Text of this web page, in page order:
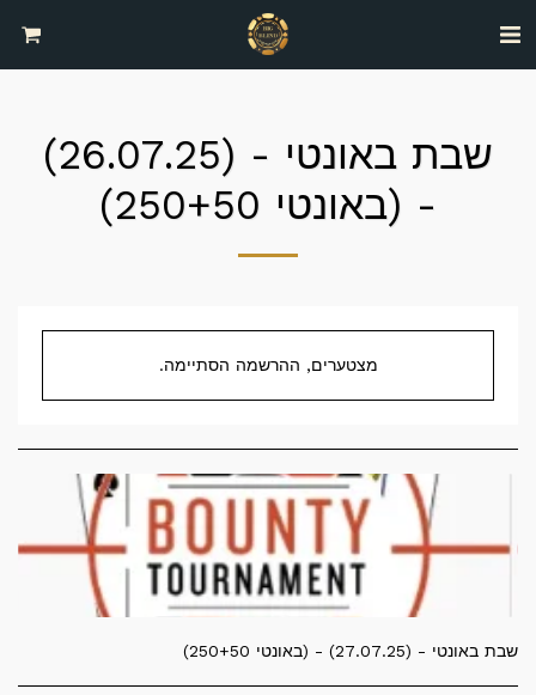
שבת באונטי - (26.07.25)
- (באונטי 250+50)
מצטערים, ההרשמה הסתיימה.
שבת באונטי - (27.07.25) - (באונטי 250+50)